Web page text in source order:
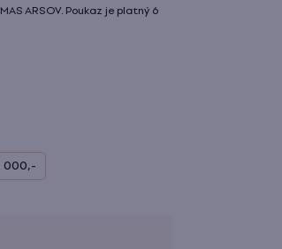
ARSOV. Poukaz je platný 6
000,-